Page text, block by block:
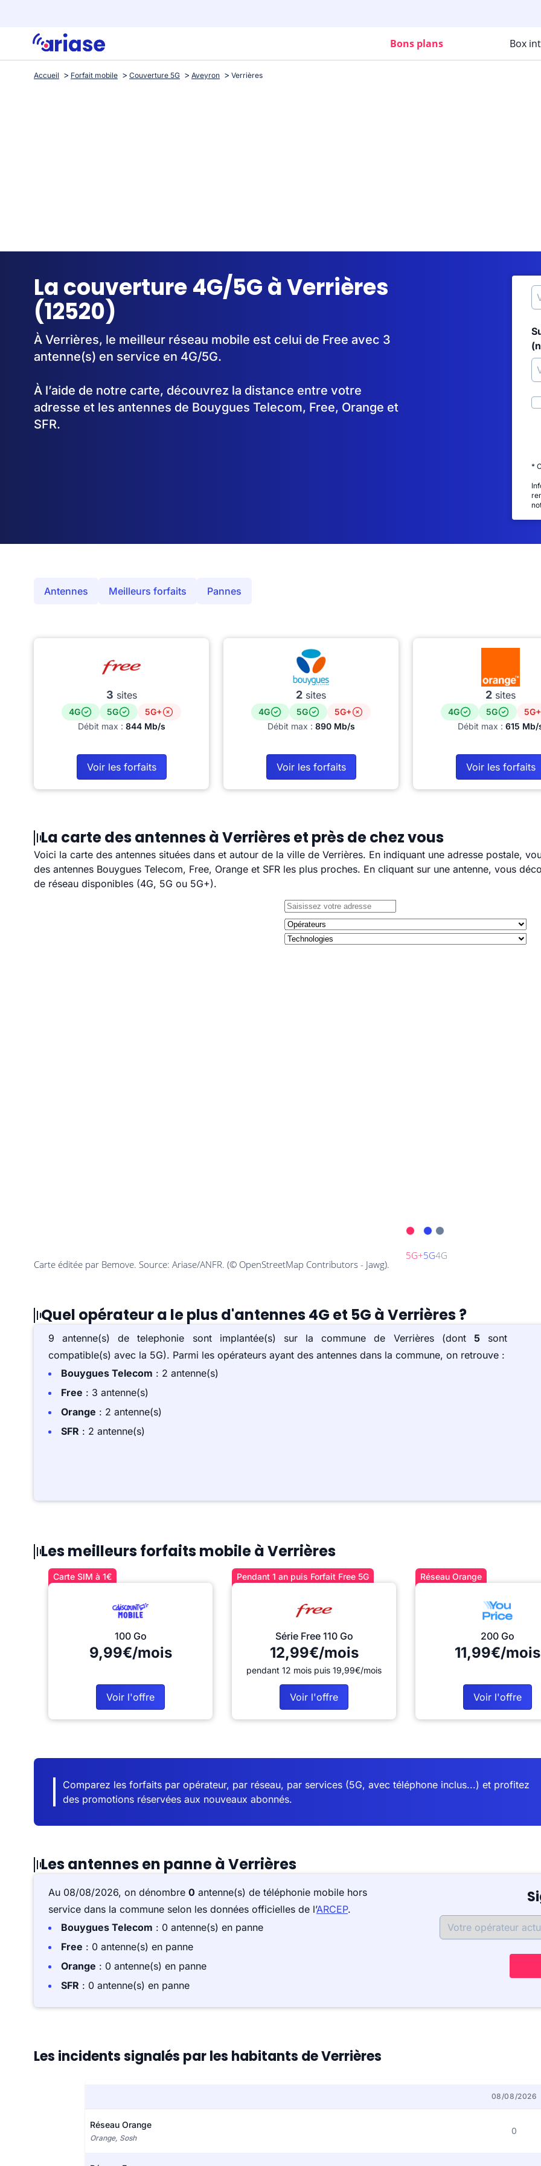
Bons plans Box
Accueil Forfait mobile Couverture 5G Aveyron Verrières
La couverture 4G/5G à Verrières
(12520)
À Verrières, le meilleur réseau mobile est celui de Free avec 3
antenne(s) en service en 4G/5G.
À l’aide de notre carte, découvrez la distance entre votre
adresse et les antennes de Bouygues Telecom, Free, Orange et
SFR.
*
Antennes Meilleurs forfaits Pannes
3 sites
4G 5G
5G+
Débit max : 844 Mb/s
Voir les forfaits
2 sites
4G 5G
5G+
Débit max : 890 Mb/s
Voir les forfaits
2 sites
4G 5G
5G+
Débit max : 615 Mb/
Voir les forfaits
La carte des antennes à Verrières et près de chez vous
Voici la carte des antennes situées dans et autour de la ville de Verrières. En indiquant une adresse postale,
des antennes Bouygues Telecom, Free, Orange et SFR les plus proches. En cliquant sur une antenne, vous
de réseau disponibles (4G, 5G ou 5G+).
Quel opérateur a le plus d'antennes 4G et 5G à Verrières ?
9 antenne(s) de telephonie sont implantée(s) sur la commune de Verrières (dont 5sont
compatible(s) avec la 5G). Parmi les opérateurs ayant des antennes dans la commune, on retrouve :
Bouygues Telecom : 2 antenne(s)
Free : 3 antenne(s)
Orange : 2 antenne(s)
SFR : 2 antenne(s)
Les meilleurs forfaits mobile à Verrières
Carte SIM à 1€
100 Go
9,99€/mois
Voir l'offre
Pendant 1 an puis Forfait Free 5G
Série Free 110 Go
12,99€/mois
pendant 12 mois puis 19,99€/mois
Voir l'offre
Réseau Orange
200 Go
11,99€/mois
Voir l'offre
Comparez les forfaits par opérateur, par réseau, par services (5G, avec téléphone inclus...) et profitez
des promotions réservées aux nouveaux abonnés.
Les antennes en panne à Verrières
Au 08/08/2026, on dénombre 0 antenne(s) de téléphonie mobile hors
service dans la commune selon les données officielles de l’ARCEP.
Bouygues Telecom : 0 antenne(s) en panne
Free : 0 antenne(s) en panne
Orange : 0 antenne(s) en panne
SFR : 0 antenne(s) en panne
Les incidents signalés par les habitants de Verrières
08/08/2026
Réseau Orange
Orange, Sosh
0